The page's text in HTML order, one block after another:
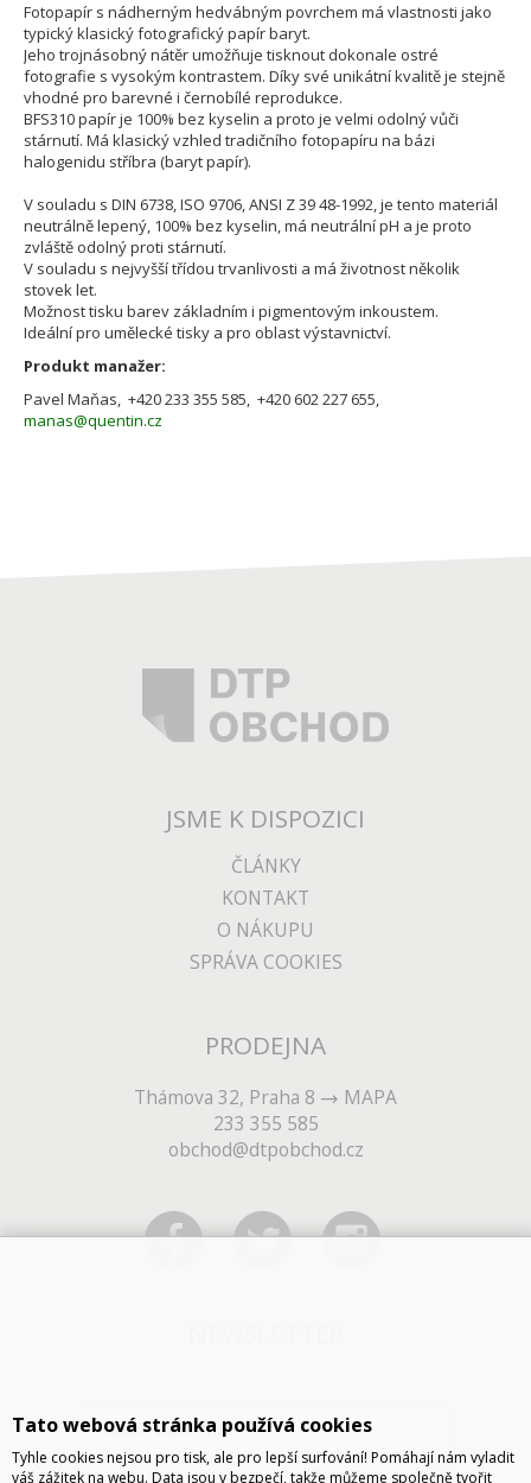
Fotopapír s nádherným hedvábným povrchem má vlastnosti jako
typický klasický fotografický papír baryt.
Jeho trojnásobný nátěr umožňuje tisknout dokonale ostré
fotografie s vysokým kontrastem. Díky své unikátní kvalitě je stejně
vhodné pro barevné i černobílé reprodukce.
BFS310 papír je 100% bez kyselin a proto je velmi odolný vůči
stárnutí. Má klasický vzhled tradičního fotopapíru na bázi
halogenidu stříbra (baryt papír).
V souladu s DIN 6738, ISO 9706, ANSI Z 39 48-1992, je tento materiál
neutrálně lepený, 100% bez kyselin, má neutrální pH a je proto
zvláště odolný proti stárnutí.
V souladu s nejvyšší třídou trvanlivosti a má životnost několik
stovek let.
Možnost tisku barev základním i pigmentovým inkoustem.
Ideální pro umělecké tisky a pro oblast výstavnictví.
Produkt manažer:
Pavel Maňas, +420 233 355 585, +420 602 227 655,
manas@quentin.cz
JSME K DISPOZICI
ČLÁNKY
KONTAKT
O NÁKUPU
SPRÁVA COOKIES
PRODEJNA
Thámova 32, Praha 8
MAPA
233 355 585
obchod@dtpobchod.cz
Tato webová stránka používá cookies
Tyhle cookies nejsou pro tisk, ale pro lepší surfování! Pomáhají nám vyladit
váš zážitek na webu. Data jsou v bezpečí, takže můžeme společně tvořit